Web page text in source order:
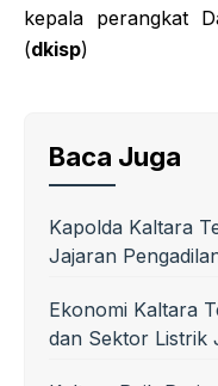
kepala perangkat
(dkisp)
Baca Juga
Kapolda Kaltara
Jajaran
Ekonomi Kaltara
dan Sektor Listrik